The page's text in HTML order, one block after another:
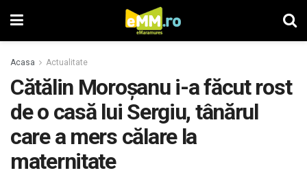
Acasa Actualitate
Cătălin Moroșanu i-a făcut rost
de o casă lui Sergiu, tânărul
care a mers călare la
maternitate